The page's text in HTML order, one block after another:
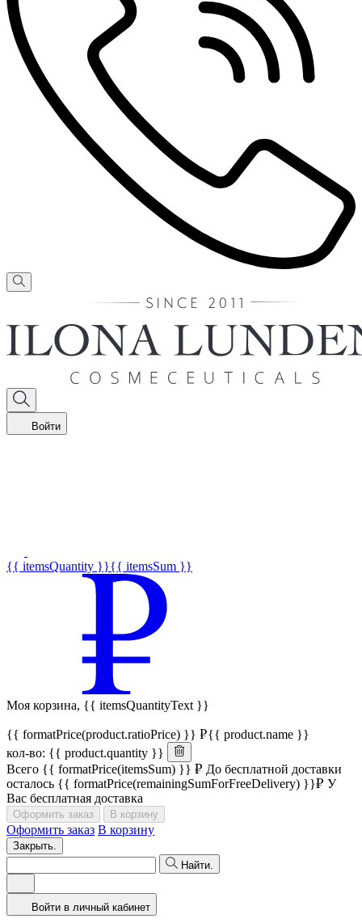
Войти
{{ itemsQuantity }}{{ itemsSum }}
Моя корзина, {{ itemsQuantityText }}
{{ formatPrice(product.ratioPrice) }}
{{ product.name }}
кол-во: {{ product.quantity }}
Всего {{ formatPrice(itemsSum) }}
До бесплатной доставки
осталось {{ formatPrice(remainingSumForFreeDelivery) }}
У
Вас бесплатная доставка
Оформить заказ В корзину
Оформить заказ В корзину
Закрыть.
Найти.
Войти в личный кабинет